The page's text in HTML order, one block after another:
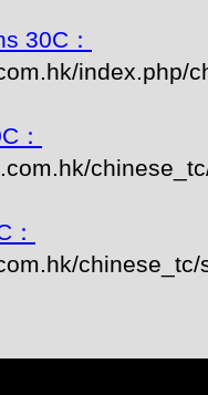
30C：
index.php/
：